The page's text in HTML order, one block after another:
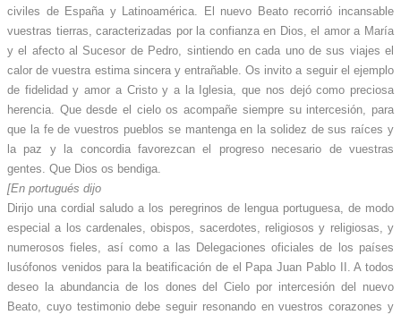
civiles de España y Latinoamérica. El nuevo Beato recorrió incansable
vuestras tierras, caracterizadas por la confianza en Dios, el amor a María
y el afecto al Sucesor de Pedro, sintiendo en cada uno de sus viajes el
calor de vuestra estima sincera y entrañable. Os invito a seguir el ejemplo
de fidelidad y amor a Cristo y a la Iglesia, que nos dejó como preciosa
herencia. Que desde el cielo os acompañe siempre su intercesión, para
que la fe de vuestros pueblos se mantenga en la solidez de sus raíces y
la paz y la concordia favorezcan el progreso necesario de vuestras
gentes. Que Dios os bendiga.
[En portugués dijo
Dirijo una cordial saludo a los peregrinos de lengua portuguesa, de modo
especial a los cardenales, obispos, sacerdotes, religiosos y religiosas, y
numerosos fieles, así como a las Delegaciones oficiales de los países
lusófonos venidos para la beatificación de el Papa Juan Pablo II. A todos
deseo la abundancia de los dones del Cielo por intercesión del nuevo
Beato, cuyo testimonio debe seguir resonando en vuestros corazones y